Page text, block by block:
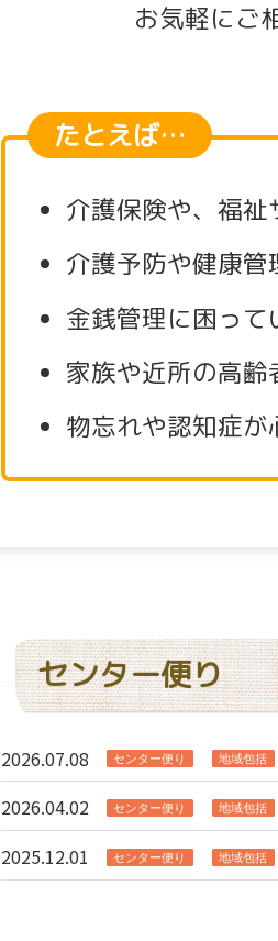
お気軽にご
たとえば…
介護保険や、福
介護予防や健康管
金銭管理に困って
家族や近所の高齢
物忘れや認知症が
センター便り
2026.07.08 センター便り 地域包括
2026.04.02 センター便り 地域包括
2025.12.01 センター便り 地域包括